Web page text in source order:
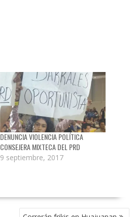
DENUNCIA VIOLENCIA POLÍTICA
CONSEJERA MIXTECA DEL PRD
9 septiembre, 2017